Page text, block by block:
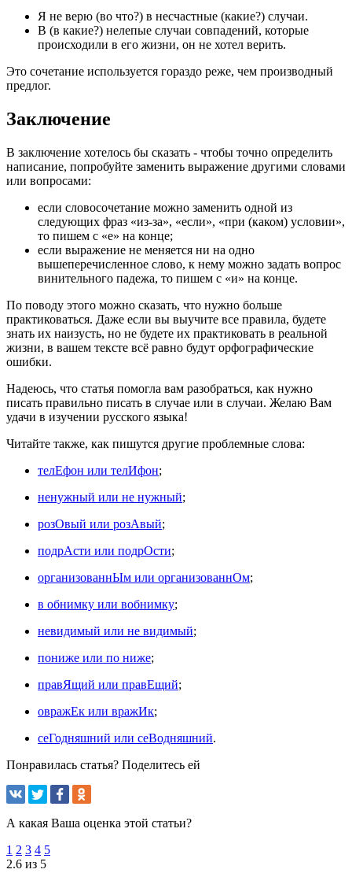
Я не верю (во что?) в несчастные (какие?) случаи.
В (в какие?) нелепые случаи совпадений, которые
происходили в его жизни, он не хотел верить.
Это сочетание используется гораздо реже, чем производный
предлог.
Заключение
В заключение хотелось бы сказать - чтобы точно определить
написание, попробуйте заменить выражение другими словами
или вопросами:
если словосочетание можно заменить одной из
следующих фраз «из-за», «если», «при (каком) условии»,
то пишем с «е» на конце;
если выражение не меняется ни на одно
вышеперечисленное слово, к нему можно задать вопрос
винительного падежа, то пишем с «и» на конце.
По поводу этого можно сказать, что нужно больше
практиковаться. Даже если вы выучите все правила, будете
знать их наизусть, но не будете их практиковать в реальной
жизни, в вашем тексте всё равно будут орфографические
ошибки.
Надеюсь, что статья помогла вам разобраться, как нужно
писать правильно писать в случае или в случаи. Желаю Вам
удачи в изучении русского языка!
Читайте также, как пишутся другие проблемные слова:
телЕфон или телИфон;
ненужный или не нужный;
розОвый или розАвый;
подрАсти или подрОсти;
организованнЫм или организованнОм;
в обнимку или вобнимку;
невидимый или не видимый;
пониже или по ниже;
правЯщий или правЕщий;
овражЕк или вражИк;
сеГодняшний или сеВодняшний.
Понравилась статья? Поделитесь ей
А какая Ваша оценка этой статьи?
1 2 3 4 5
2.6 из 5